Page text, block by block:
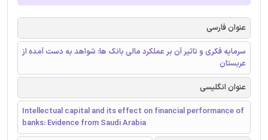
عنوان فارسی
سرمایه فکری و تاثیر آن بر عملکرد مالی بانک ها: شواهد به دست آمده از
عربستان
عنوان انگلیسی
Intellectual capital and its effect on financial performance of
banks: Evidence from Saudi Arabia